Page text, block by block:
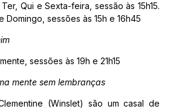
Qui e Sexta-feira, sessão às 15h15.
Domingo, sessões às 15h e 16h45
sessões às 19h e 21h15
mente sem lembranças
(Winslet) são um casal de